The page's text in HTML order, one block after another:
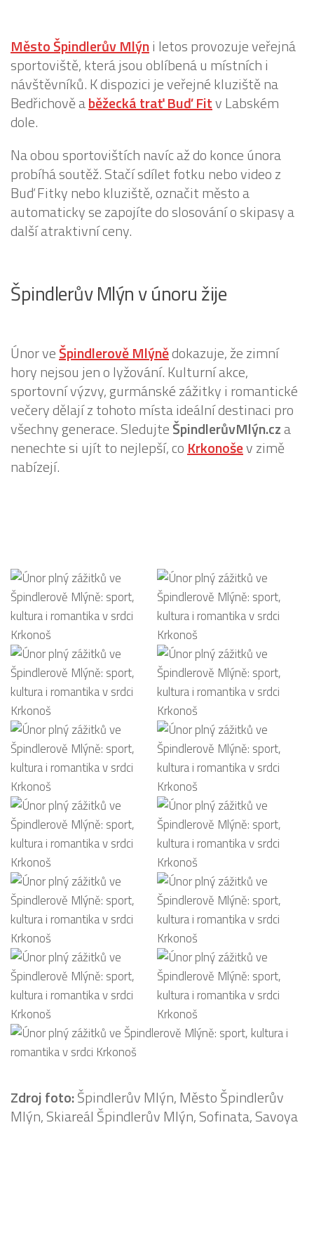
Město Špindlerův Mlýni letos provozuje veřejná
sportoviště, která jsou oblíbená u místních i
návštěvníků. K dispozici je veřejné kluziště na
Bedřichově aběžecká trať Buď Fitv Labském
dole.
Na obou sportovištích navíc až do konce února
probíhá soutěž. Stačí sdílet fotku nebo video z
Buď Fitky nebo kluziště, označit město a
automaticky se zapojíte do slosování o skipasy a
další atraktivní ceny.
Špindlerův Mlýn v únoru žije
Únor veŠpindlerově Mlýnědokazuje, že zimní
hory nejsou jen o lyžování. Kulturní akce,
sportovní výzvy, gurmánské zážitky i romantické
večery dělají z tohoto místa ideální destinaci pro
všechny generace. SledujteŠpindlerůvMlýn.cza
nenechte si ujít to nejlepší, co Krkonošev zimě
nabízejí.
Zdroj foto:Špindlerův Mlýn, Město Špindlerův
Mlýn, Skiareál Špindlerův Mlýn, Sofinata, Savoya